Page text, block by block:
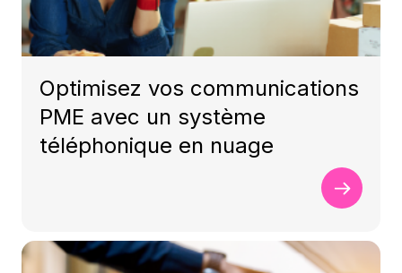
Optimisez vos communications
PME avec un système
téléphonique en nuage